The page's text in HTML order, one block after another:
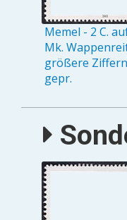
Memel - 2 C.
Mk.
größere
gepr.